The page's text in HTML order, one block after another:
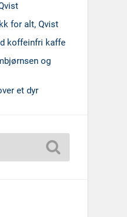
for alt, Qvist
koffeinfri kaffe
og
et dyr